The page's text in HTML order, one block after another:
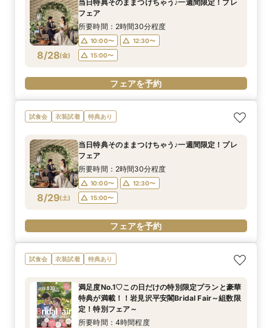
8/28(金)
当日特典そのままつけちゃう♪一週間限定！プレ
フェア
所要時間：2時間30分程度
10:00〜
12:30〜
15:00〜
フェアを予約
試食会 衣装試着 特典あり
8/29(土)
当日特典そのままつけちゃう♪一週間限定！プレ
フェア
所要時間：2時間30分程度
10:00〜
12:30〜
15:00〜
フェアを予約
試食会 衣装試着 特典あり
満足度No.1♡この日だけの特別限定プランと豪華
特典が満載！！岩見沢平安閣Bridal Fair～組数限
定！特別フェア～
所要時間：4時間程度